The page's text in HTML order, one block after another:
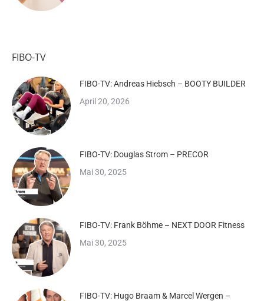
FIBO-TV
FIBO-TV: Andreas Hiebsch – BOOTY BUILDER
April 20, 2026
FIBO-TV: Douglas Strom – PRECOR
Mai 30, 2025
FIBO-TV: Frank Böhme – NEXT DOOR Fitness
Mai 30, 2025
FIBO-TV: Hugo Braam & Marcel Wergen –